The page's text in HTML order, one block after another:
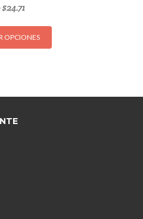
$24.71
OPCIONES
Este
Las